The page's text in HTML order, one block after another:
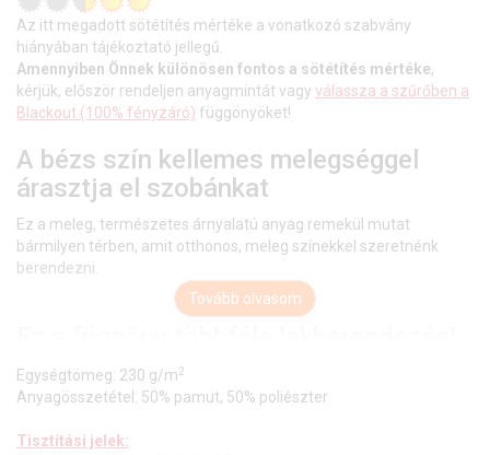
Az itt megadott sötétítés mértéke a vonatkozó szabvány
hiányában tájékoztató jellegű.
Amennyiben Önnek különösen fontos a sötétítés mértéke,
kérjük, először rendeljen anyagmintát vagy válassza a szűrőben a
Blackout (100% fényzáró) függönyöket!
A bézs szín kellemes melegséggel
árasztja el szobánkat
Ez a meleg, természetes árnyalatú anyag remekül mutat
bármilyen térben, amit otthonos, meleg színekkel szeretnénk
berendezni.
stílushoz is jól illeszthető
Ez a függöny több lakberendezési irányzathoz is tökéletesen
eleganciáról, a vintage nosztalgiáról vagy a skandináv
Tovább olvasom
Egységtömeg: 230 g/m2
Anyagösszetétel: 50% pamut, 50% poliészter
Tisztítási jelek: